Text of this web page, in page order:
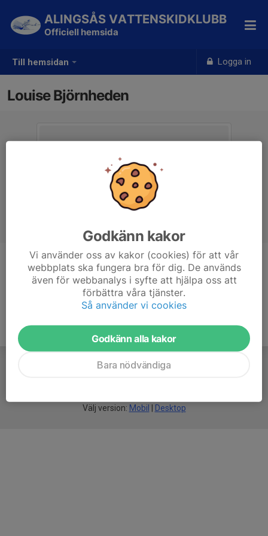
Till hemsidan Logga in
ALINGSÅS VATTENSKIDKLUBB
Officiell hemsida
Louise Björnheden
Titel Webbansvarig
Välj version: Mobil Desktop
Godkänn kakor
Vi använder oss av kakor (cookies) för att vår
webbplats ska fungera bra för dig. De används
även för webbanalys i syfte att hjälpa oss att
förbättra våra tjänster.
Så använder vi cookies
Godkänn alla kakor
Bara nödvändiga